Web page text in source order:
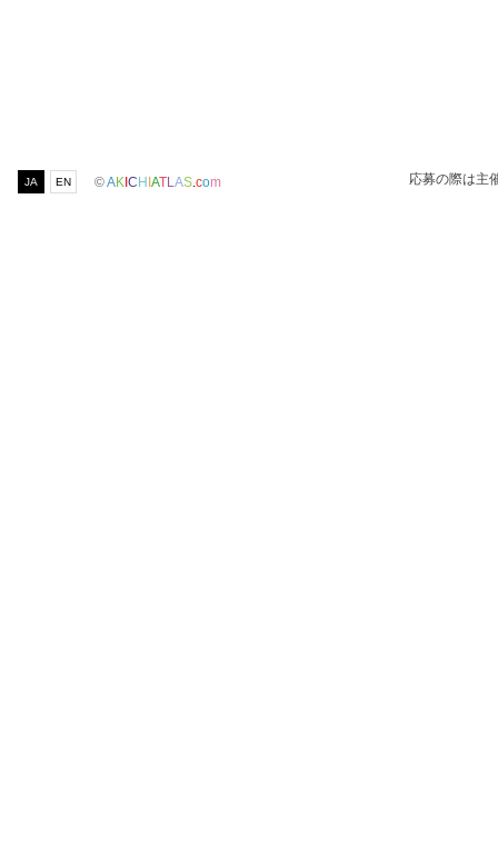
JA EN ©AKICHIATL AS com 応募の際は主